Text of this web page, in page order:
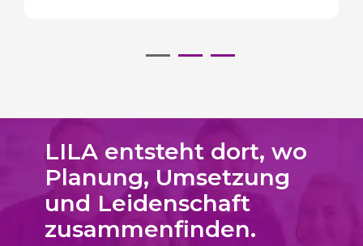
LILA entsteht dort, wo
Planung, Umsetzung
und Leidenschaft
zusammenfinden.